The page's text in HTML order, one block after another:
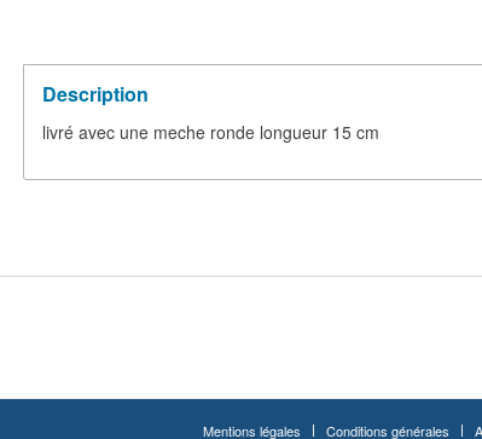
Description
livré avec une meche ronde longueur 15 cm
Mentions légales Conditions générales